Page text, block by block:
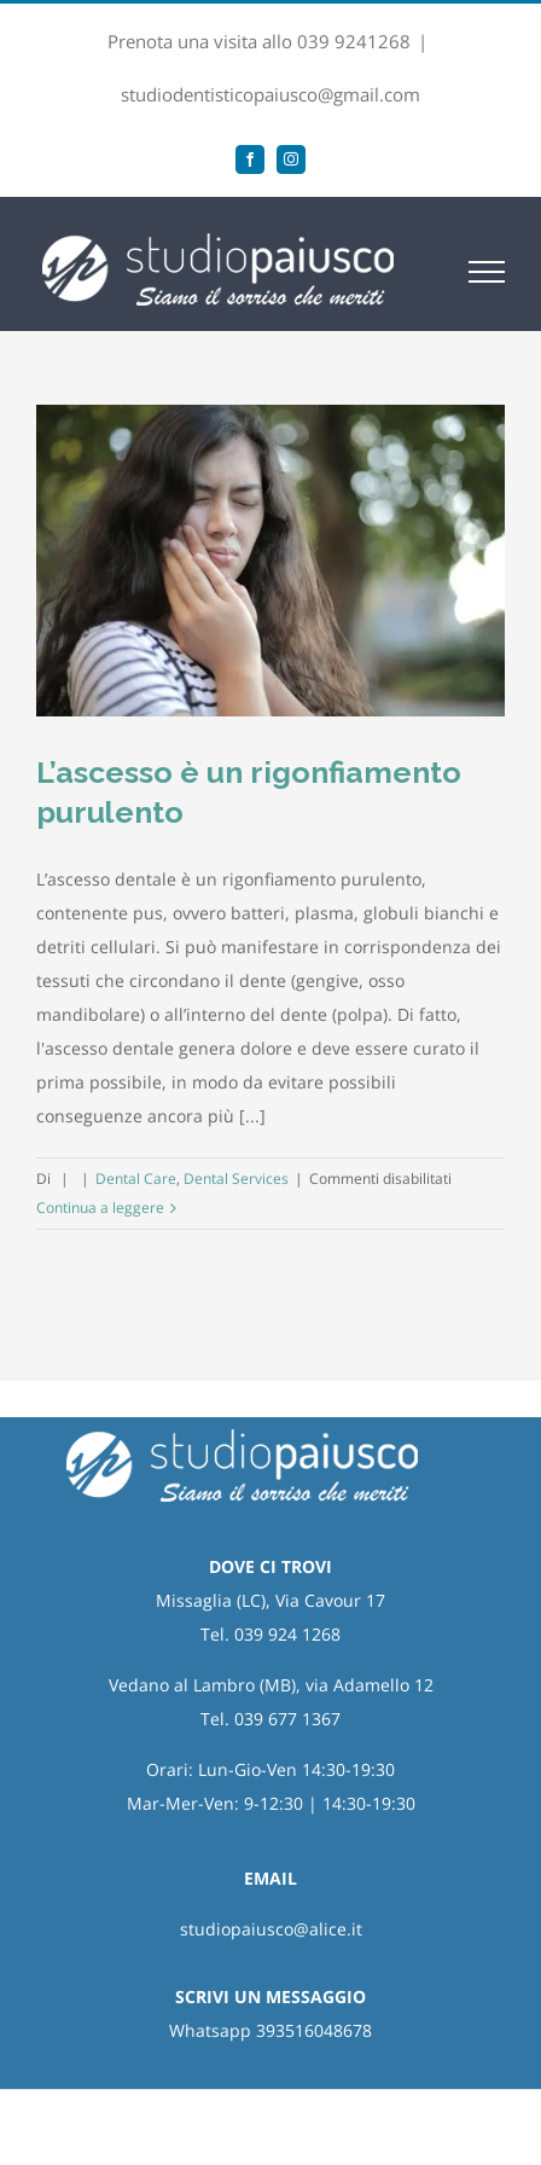
Prenota una visita allo 039 9241268 |
studiodentisticopaiusco@gmail.com
FacebookInstagram
L’ascesso è un rigonfiamento
purulento
L’ascesso dentale è un rigonfiamento purulento,
contenente pus, ovvero batteri, plasma, globuli bianchi e
detriti cellulari. Si può manifestare in corrispondenza dei
tessuti che circondano il dente (gengive, osso
mandibolare) o all’interno del dente (polpa). Di fatto,
l'ascesso dentale genera dolore e deve essere curato il
prima possibile, in modo da evitare possibili
conseguenze ancora più [...]
Di | | Dental Care, Dental Services | Commenti disabilitati
Continua a leggere
DOVE CI TROVI
Missaglia (LC), Via Cavour 17
Tel. 039 924 1268
Vedano al Lambro (MB), via Adamello 12
Tel. 039 677 1367
Orari: Lun-Gio-Ven 14:30-19:30
Mar-Mer-Ven: 9-12:30 | 14:30-19:30
EMAIL
studiopaiusco@alice.it
SCRIVI UN MESSAGGIO
Whatsapp 393516048678